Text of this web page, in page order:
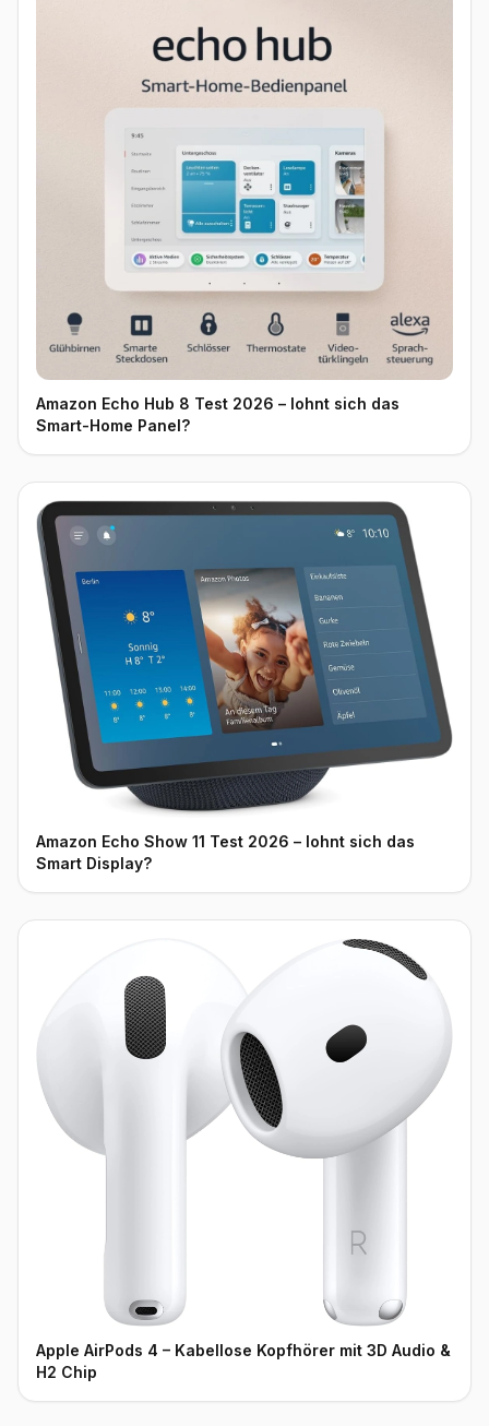
Amazon Echo Hub 8 Test 2026 – lohnt sich das
Smart-Home Panel?
Amazon Echo Show 11 Test 2026 – lohnt sich das
Smart Display?
Apple AirPods 4 – Kabellose Kopfhörer mit 3D Audio &
H2 Chip